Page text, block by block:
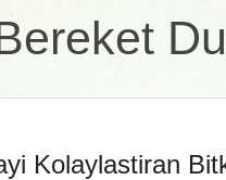
Kolaylastiran